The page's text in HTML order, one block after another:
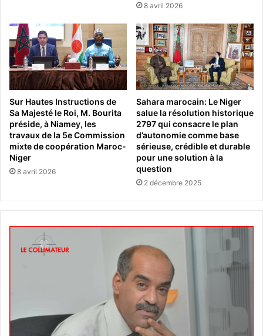
8 avril 2026
Sur Hautes Instructions de
Sa Majesté le Roi, M. Bourita
préside, à Niamey, les
travaux de la 5e Commission
mixte de coopération Maroc-
Niger
8 avril 2026
Sahara marocain: Le Niger
salue la résolution historique
2797 qui consacre le plan
d’autonomie comme base
sérieuse, crédible et durable
pour une solution à la
question
2 décembre 2025